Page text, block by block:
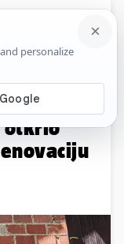
Komentari
za
otkrio